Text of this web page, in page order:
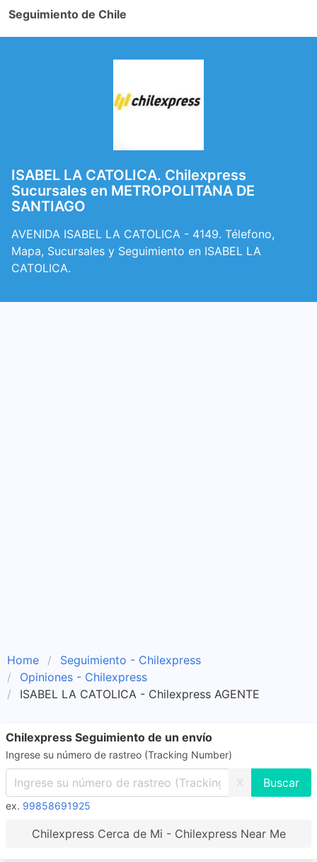
Seguimiento de Chile
ISABEL LA CATOLICA. Chilexpress
Sucursales en METROPOLITANA DE
SANTIAGO
AVENIDA ISABEL LA CATOLICA - 4149. Télefono,
Mapa, Sucursales y Seguimiento en ISABEL LA
CATOLICA.
Home
Seguimiento - Chilexpress
Opiniones - Chilexpress
ISABEL LA CATOLICA - Chilexpress AGENTE
Chilexpress Seguimiento de un envío
Ingrese su número de rastreo (Tracking Number)
X
ex. 99858691925
Chilexpress Cerca de Mi - Chilexpress Near Me